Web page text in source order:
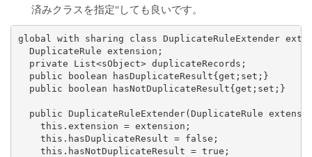
済みクラスを指定"しても良いです。
global with sharing class DuplicateRuleExtender
  DuplicateRule extension;
  private List<sObject> duplicateRecords;
  public boolean hasDuplicateResult{get;set;}
  public boolean hasNotDuplicateResult{get;set;}
public DuplicateRuleExtender(DuplicateRule
    this.extension = extension;
    this.hasDuplicateResult = false;
    this.hasNotDuplicateResult = true;